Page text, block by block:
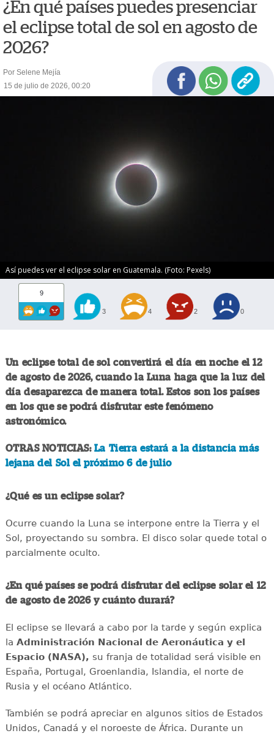
¿En qué países puedes presenciar
el eclipse total de sol en agosto de
2026?
Por Selene Mejía
15 de julio de 2026, 00:20
Así puedes ver el eclipse solar en Guatemala. (Foto: Pexels)
9
3 4 2 0
Un eclipse total de sol convertirá el día en noche el 12
de agosto de 2026, cuando la Luna haga que la luz del
día desaparezca de manera total. Estos son los países
en los que se podrá disfrutar este fenómeno
astronómico.
OTRAS NOTICIAS: La Tierra estará a la distancia más
lejana del Sol el próximo 6 de julio
¿Qué es un eclipse solar?
Ocurre cuando la Luna se interpone entre la Tierra y el
Sol, proyectando su sombra. El disco solar quede total o
parcialmente oculto.
¿En qué países se podrá disfrutar del eclipse solar el 12
de agosto de 2026 y cuánto durará?
El eclipse se llevará a cabo por la tarde y según explica
la Administración Nacional de Aeronáutica y el
Espacio (NASA), su franja de totalidad será visible en
España, Portugal, Groenlandia, Islandia, el norte de
Rusia y el océano Atlántico.
También se podrá apreciar en algunos sitios de Estados
Unidos, Canadá y el noroeste de África. Durante un